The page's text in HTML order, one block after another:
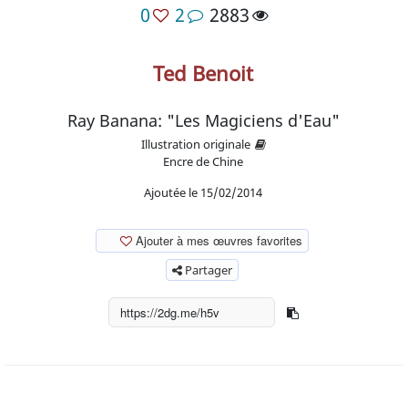
0 2 2883
Ted Benoit
Ray Banana: "Les Magiciens d'Eau"
Illustration originale
Encre de Chine
Ajoutée le 15/02/2014
Ajouter à mes œuvres favorites
Partager